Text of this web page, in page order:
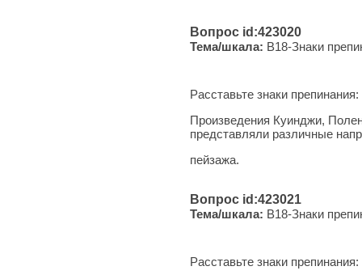
Вопрос id:423020
Тема/шкала: B18-Знаки
Расставьте знаки
Произведения Куинджи,
представляли различные
пейзажа.
Вопрос id:423021
Тема/шкала: B18-Знаки
Расставьте знаки